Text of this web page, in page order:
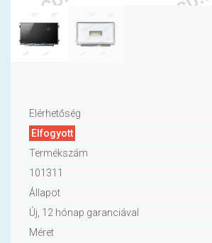
Elérhetőség
Elfogyott
Termékszám
101311
Állapot
Új, 12 hónap garanciával
Méret